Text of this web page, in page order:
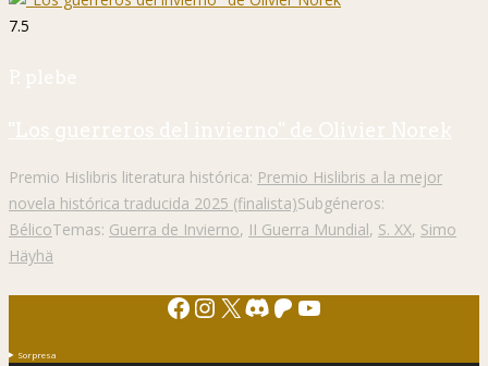
7.5
P. plebe
"Los guerreros del invierno" de Olivier Norek
Premio Hislibris literatura histórica: Premio Hislibris a la mejor
novela histórica traducida 2025 (finalista)Subgéneros:
BélicoTemas: Guerra de Invierno, II Guerra Mundial, S. XX, Simo
Häyhä
Facebook
Instagram
X Discord
Patreon
YouTube
Sorpresa